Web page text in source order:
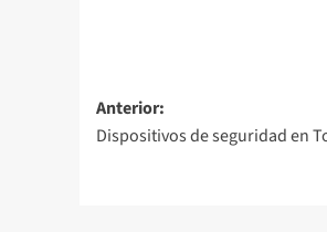
Navegación
de
Anterior:
Dispositivos de seguridad en